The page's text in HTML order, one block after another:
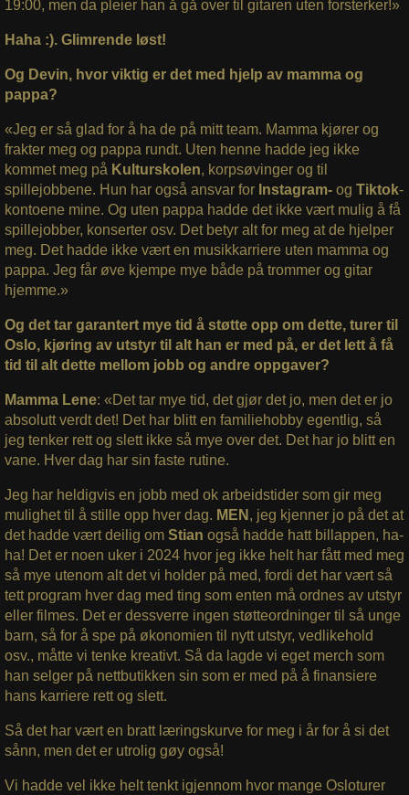
19:00, men da pleier han å gå over til gitaren uten forsterker!»
Haha :). Glimrende løst!
Og Devin, hvor viktig er det med hjelp av mamma og
pappa?
«Jeg er så glad for å ha de på mitt team. Mamma kjører og
frakter meg og pappa rundt. Uten henne hadde jeg ikke
kommet meg på Kulturskolen, korpsøvinger og til
spillejobbene. Hun har også ansvar for Instagram- og Tiktok-
kontoene mine. Og uten pappa hadde det ikke vært mulig å få
spillejobber, konserter osv. Det betyr alt for meg at de hjelper
meg. Det hadde ikke vært en musikkarriere uten mamma og
pappa. Jeg får øve kjempe mye både på trommer og gitar
hjemme.»
Og det tar garantert mye tid å støtte opp om dette, turer til
Oslo, kjøring av utstyr til alt han er med på, er det lett å få
tid til alt dette mellom jobb og andre oppgaver?
Mamma Lene: «Det tar mye tid, det gjør det jo, men det er jo
absolutt verdt det! Det har blitt en familiehobby egentlig, så
jeg tenker rett og slett ikke så mye over det. Det har jo blitt en
vane. Hver dag har sin faste rutine.
Jeg har heldigvis en jobb med ok arbeidstider som gir meg
mulighet til å stille opp hver dag. MEN , jeg kjenner jo på det at
det hadde vært deilig om Stian også hadde hatt billappen, ha-
ha! Det er noen uker i 2024 hvor jeg ikke helt har fått med meg
så mye utenom alt det vi holder på med, fordi det har vært så
tett program hver dag med ting som enten må ordnes av utstyr
eller filmes. Det er dessverre ingen støtteordninger til så unge
barn, så for å spe på økonomien til nytt utstyr, vedlikehold
osv., måtte vi tenke kreativt. Så da lagde vi eget merch som
han selger på nettbutikken sin som er med på å finansiere
hans karriere rett og slett.
Så det har vært en bratt læringskurve for meg i år for å si det
sånn, men det er utrolig gøy også!
Vi hadde vel ikke helt tenkt igjennom hvor mange Osloturer